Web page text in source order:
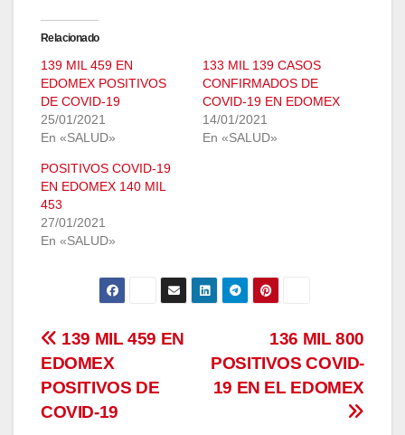
Relacionado
139 MIL 459 EN
EDOMEX POSITIVOS
DE COVID-19
25/01/2021
En «SALUD»
133 MIL 139 CASOS
CONFIRMADOS DE
COVID-19 EN EDOMEX
14/01/2021
En «SALUD»
POSITIVOS COVID-19
EN EDOMEX 140 MIL
453
27/01/2021
En «SALUD»
Navegación
de
entradas
136 MIL 800
POSITIVOS COVID-
19 EN EL EDOMEX
139 MIL 459 EN
EDOMEX
POSITIVOS DE
COVID-19